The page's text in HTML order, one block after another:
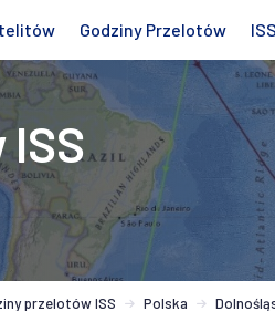
Godziny Przelotów
przelotów ISS Polska